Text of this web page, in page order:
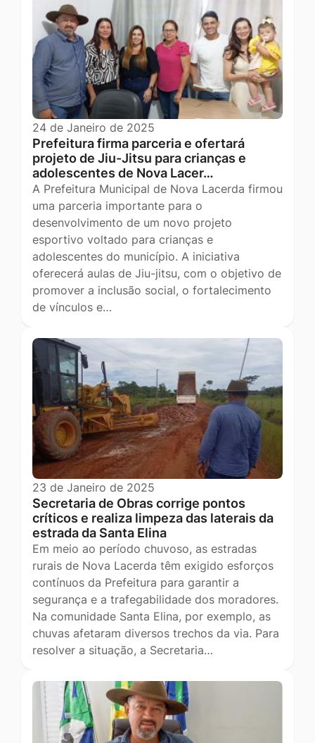
24 de Janeiro de 2025
Prefeitura firma parceria e ofertará
projeto de Jiu-Jitsu para crianças e
adolescentes de Nova Lacer…
A Prefeitura Municipal de Nova Lacerda firmou
uma parceria importante para o
desenvolvimento de um novo projeto
esportivo voltado para crianças e
adolescentes do município. A iniciativa
oferecerá aulas de Jiu-jitsu, com o objetivo de
promover a inclusão social, o fortalecimento
de vínculos e…
23 de Janeiro de 2025
Secretaria de Obras corrige pontos
críticos e realiza limpeza das laterais da
estrada da Santa Elina
Em meio ao período chuvoso, as estradas
rurais de Nova Lacerda têm exigido esforços
contínuos da Prefeitura para garantir a
segurança e a trafegabilidade dos moradores.
Na comunidade Santa Elina, por exemplo, as
chuvas afetaram diversos trechos da via. Para
resolver a situação, a Secretaria…